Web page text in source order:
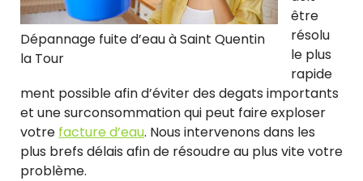
Dépannage fuite d’eau à Saint Quentin
la Tour
être
résolu
le plus
rapide
ment possible afin d’éviter des degats importants
et une surconsommation qui peut faire exploser
votre facture d’eau. Nous intervenons dans les
plus brefs délais afin de résoudre au plus vite votre
problème.